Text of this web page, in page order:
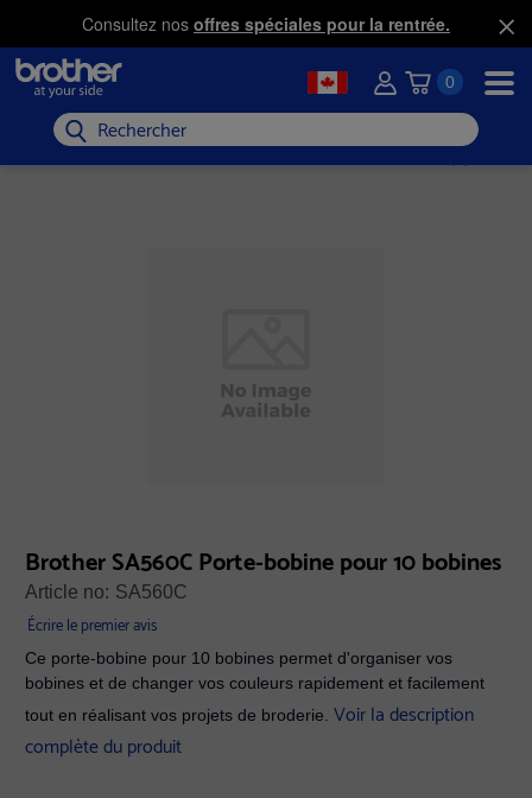
Consultez nos offres spéciales pour la rentrée.
0
Rechercher
Brother SA560C Porte-bobine pour 10 bobines
Article no: SA560C
Écrire le premier avis
Ce porte-bobine pour 10 bobines permet d'organiser vos
bobines et de changer vos couleurs rapidement et facilement
tout en réalisant vos projets de broderie.Voir la description
complète du produit